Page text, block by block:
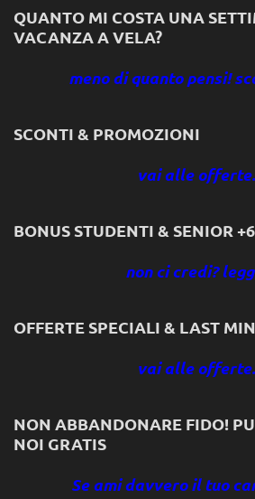
QUANTO MI COSTA UNA
VACANZA A VELA?
meno di quanto pensi!
SCONTI & PROMOZIONI
vai alle
BONUS STUDENTI & SENIOR
non ci credi?
OFFERTE SPECIALI & LAST
vai alle
NON ABBANDONARE FIDO!
NOI GRATIS
Se ami davvero il tuo